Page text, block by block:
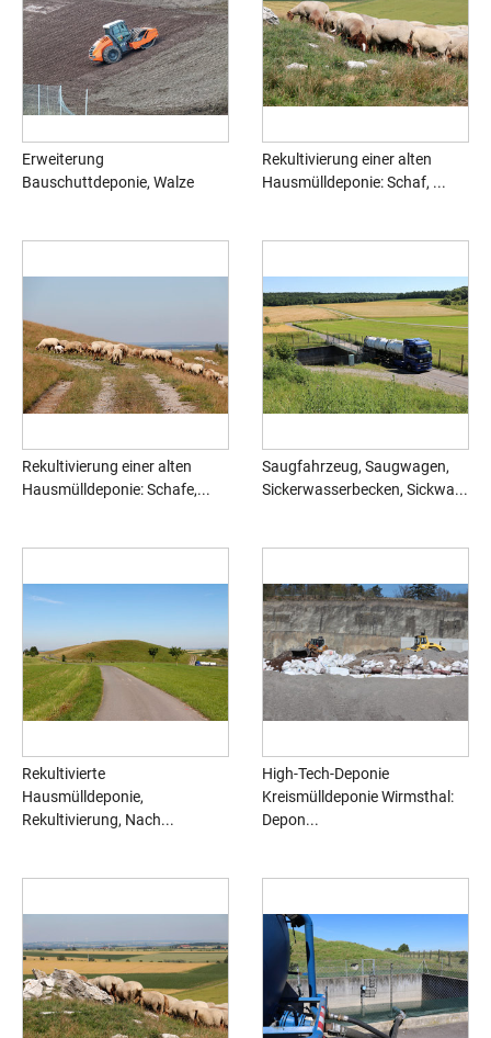
Erweiterung
Bauschuttdeponie, Walze
Rekultivierung einer alten
Hausmülldeponie: Schaf, ...
Rekultivierung einer alten
Hausmülldeponie: Schafe,...
Saugfahrzeug, Saugwagen,
Sickerwasserbecken, Sickwa...
Rekultivierte
Hausmülldeponie,
Rekultivierung, Nach...
High-Tech-Deponie
Kreismülldeponie Wirmsthal:
Depon...